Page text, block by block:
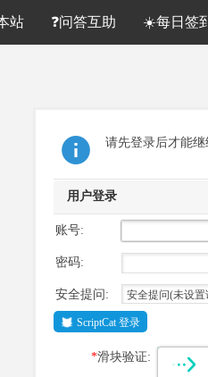
站 ❓问答互助 ☀️每日签
请先登录后才能
用户登录
账号:
密码:
安全提问:
ScriptCat 登录
*滑块验证: